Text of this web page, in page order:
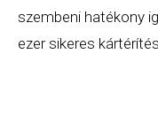
szembeni hatékony
ezer sikeres